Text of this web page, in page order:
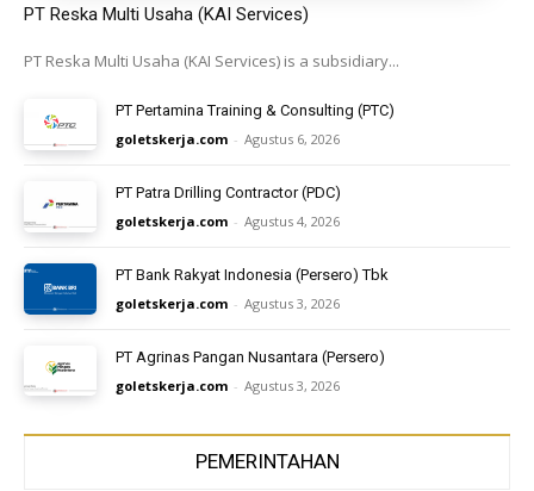
PT Reska Multi Usaha (KAI Services)
PT Reska Multi Usaha (KAI Services) is a subsidiary...
PT Pertamina Training & Consulting (PTC)
goletskerja.com - Agustus 6, 2026
PT Patra Drilling Contractor (PDC)
goletskerja.com - Agustus 4, 2026
PT Bank Rakyat Indonesia (Persero) Tbk
goletskerja.com - Agustus 3, 2026
PT Agrinas Pangan Nusantara (Persero)
goletskerja.com - Agustus 3, 2026
PEMERINTAHAN